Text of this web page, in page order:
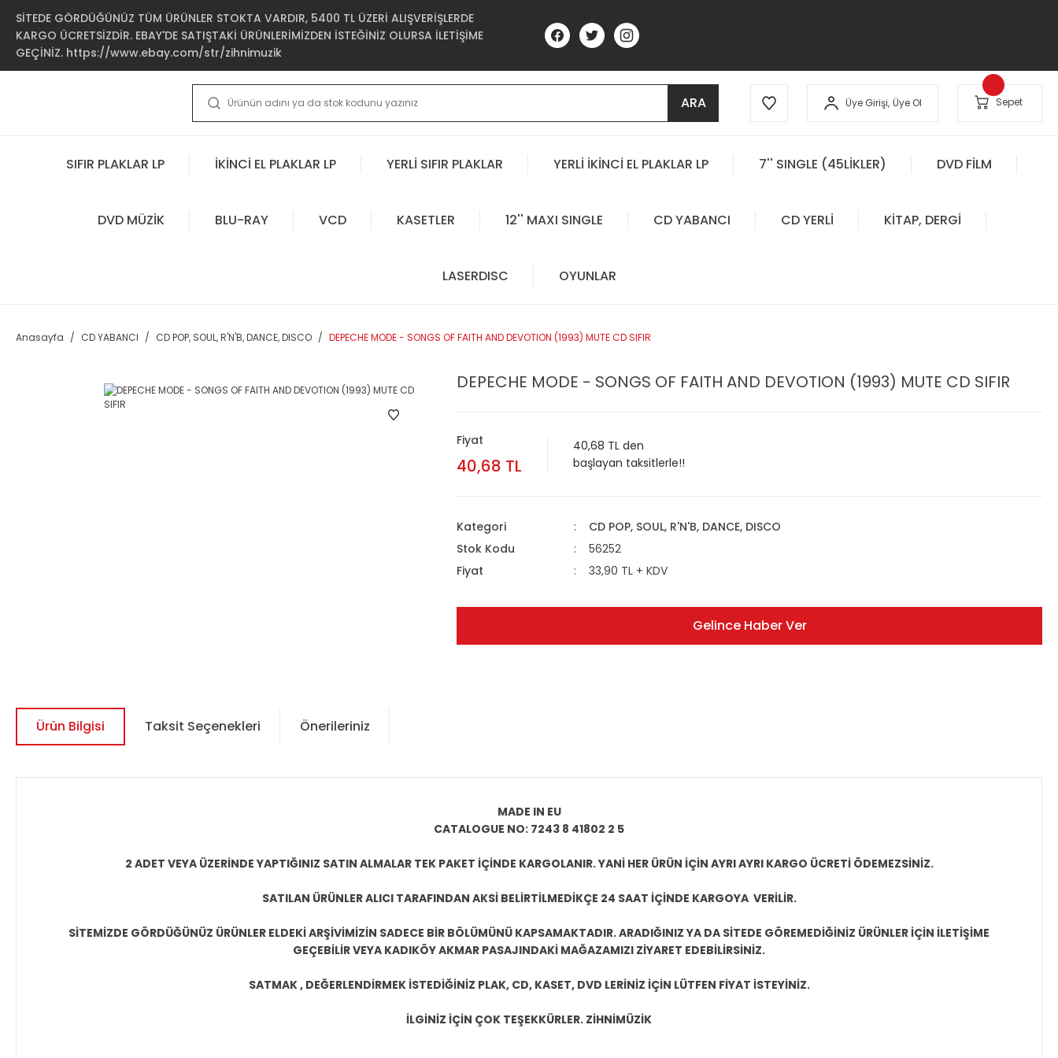
SİTEDE GÖRDÜĞÜNÜZ TÜM ÜRÜNLER STOKTA VARDIR, 5400 TL ÜZERİ ALIŞVERİŞLERDE
KARGO ÜCRETSİZDİR. EBAY'DE SATIŞTAKİ ÜRÜNLERİMİZDEN İSTEĞİNİZ OLURSA İLETİŞİME
GEÇİNİZ. https://www.ebay.com/str/zihnimuzik
ARA Üye Girişi, Üye Ol Sepet
SIFIR PLAKLAR LP İKİNCİ EL PLAKLAR LP YERLİ SIFIR PLAKLAR YERLİ İKİNCİ EL PLAKLAR LP 7'' SINGLE (45LİKLER) DVD FİLM
DVD MÜZİK BLU-RAY VCD KASETLER 12'' MAXI SINGLE CD YABANCI CD YERLİ KİTAP, DERGİ
LASERDISC OYUNLAR
Anasayfa CD YABANCI CD POP, SOUL, R'N'B, DANCE, DISCO DEPECHE MODE - SONGS OF FAITH AND DEVOTION (1993) MUTE CD SIFIR
DEPECHE MODE - SONGS OF FAITH AND DEVOTION (1993) MUTE CD SIFIR
Fiyat
40,68 TL
40,68 TL den
başlayan taksitlerle!!
Kategori
CD POP, SOUL, R'N'B, DANCE, DISCO
Stok Kodu
56252
Fiyat
33,90 TL + KDV
Gelince Haber Ver
Ürün Bilgisi Taksit Seçenekleri Önerileriniz
MADE IN EU
CATALOGUE NO: 7243 8 41802 2 5
2 ADET VEYA ÜZERİNDE YAPTIĞINIZ SATIN ALMALAR TEK PAKET İÇİNDE KARGOLANIR. YANİ HER ÜRÜN İÇİN AYRI AYRI KARGO ÜCRETİ ÖDEMEZSİNİZ.
SATILAN ÜRÜNLER ALICI TARAFINDAN AKSİ BELİRTİLMEDİKÇE 24 SAAT İÇİNDE KARGOYA VERİLİR.
SİTEMİZDE GÖRDÜĞÜNÜZ ÜRÜNLER ELDEKİ ARŞİVİMİZİN SADECE BİR BÖLÜMÜNÜ KAPSAMAKTADIR. ARADIĞINIZ YA DA SİTEDE GÖREMEDİĞİNİZ ÜRÜNLER İÇİN İLETİŞİME
GEÇEBİLİR VEYA KADIKÖY AKMAR PASAJINDAKİ MAĞAZAMIZI ZİYARET EDEBİLİRSİNİZ.
SATMAK , DEĞERLENDİRMEK İSTEDİĞİNİZ PLAK, CD, KASET, DVD LERİNİZ İÇİN LÜTFEN FİYAT İSTEYİNİZ.
İLGİNİZ İÇİN ÇOK TEŞEKKÜRLER. ZİHNİMÜZİK